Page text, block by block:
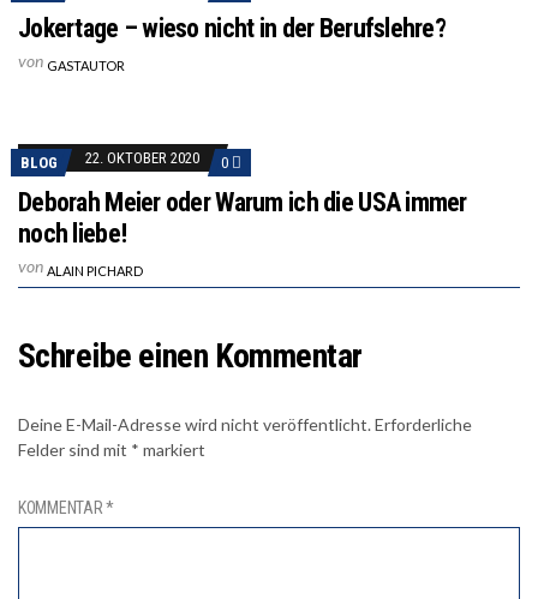
Jokertage – wieso nicht in der Berufslehre?
von GASTAUTOR
BLOG 22. OKTOBER 2020 0
Deborah Meier oder Warum ich die USA immer
noch liebe!
von ALAIN PICHARD
Schreibe einen Kommentar
Deine E-Mail-Adresse wird nicht veröffentlicht.Erforderliche
Felder sind mit * markiert
KOMMENTAR*